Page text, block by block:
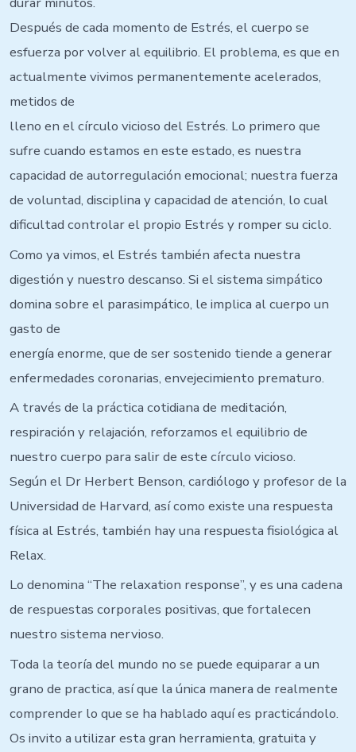
Después de cada momento de Estrés, el cuerpo se
esfuerza por volver al equilibrio. El problema, es que en
actualmente vivimos permanentemente acelerados,
metidos de
lleno en el círculo vicioso del Estrés. Lo primero que
sufre cuando estamos en este estado, es nuestra
capacidad de autorregulación emocional; nuestra fuerza
de voluntad, disciplina y capacidad de atención, lo cual
dificultad controlar el propio Estrés y romper su ciclo.
Como ya vimos, el Estrés también afecta nuestra
digestión y nuestro descanso. Si el sistema simpático
domina sobre el parasimpático, le implica al cuerpo un
gasto de
energía enorme, que de ser sostenido tiende a generar
enfermedades coronarias, envejecimiento prematuro.
A través de la práctica cotidiana de meditación,
respiración y relajación, reforzamos el equilibrio de
nuestro cuerpo para salir de este círculo vicioso.
Según el Dr Herbert Benson, cardiólogo y profesor de la
Universidad de Harvard, así como existe una respuesta
física al Estrés, también hay una respuesta fisiológica al
Relax.
Lo denomina “The relaxation response”, y es una cadena
de respuestas corporales positivas, que fortalecen
nuestro sistema nervioso.
Toda la teoría del mundo no se puede equiparar a un
grano de practica, así que la única manera de realmente
comprender lo que se ha hablado aquí es practicándolo.
Os invito a utilizar esta gran herramienta, gratuita y